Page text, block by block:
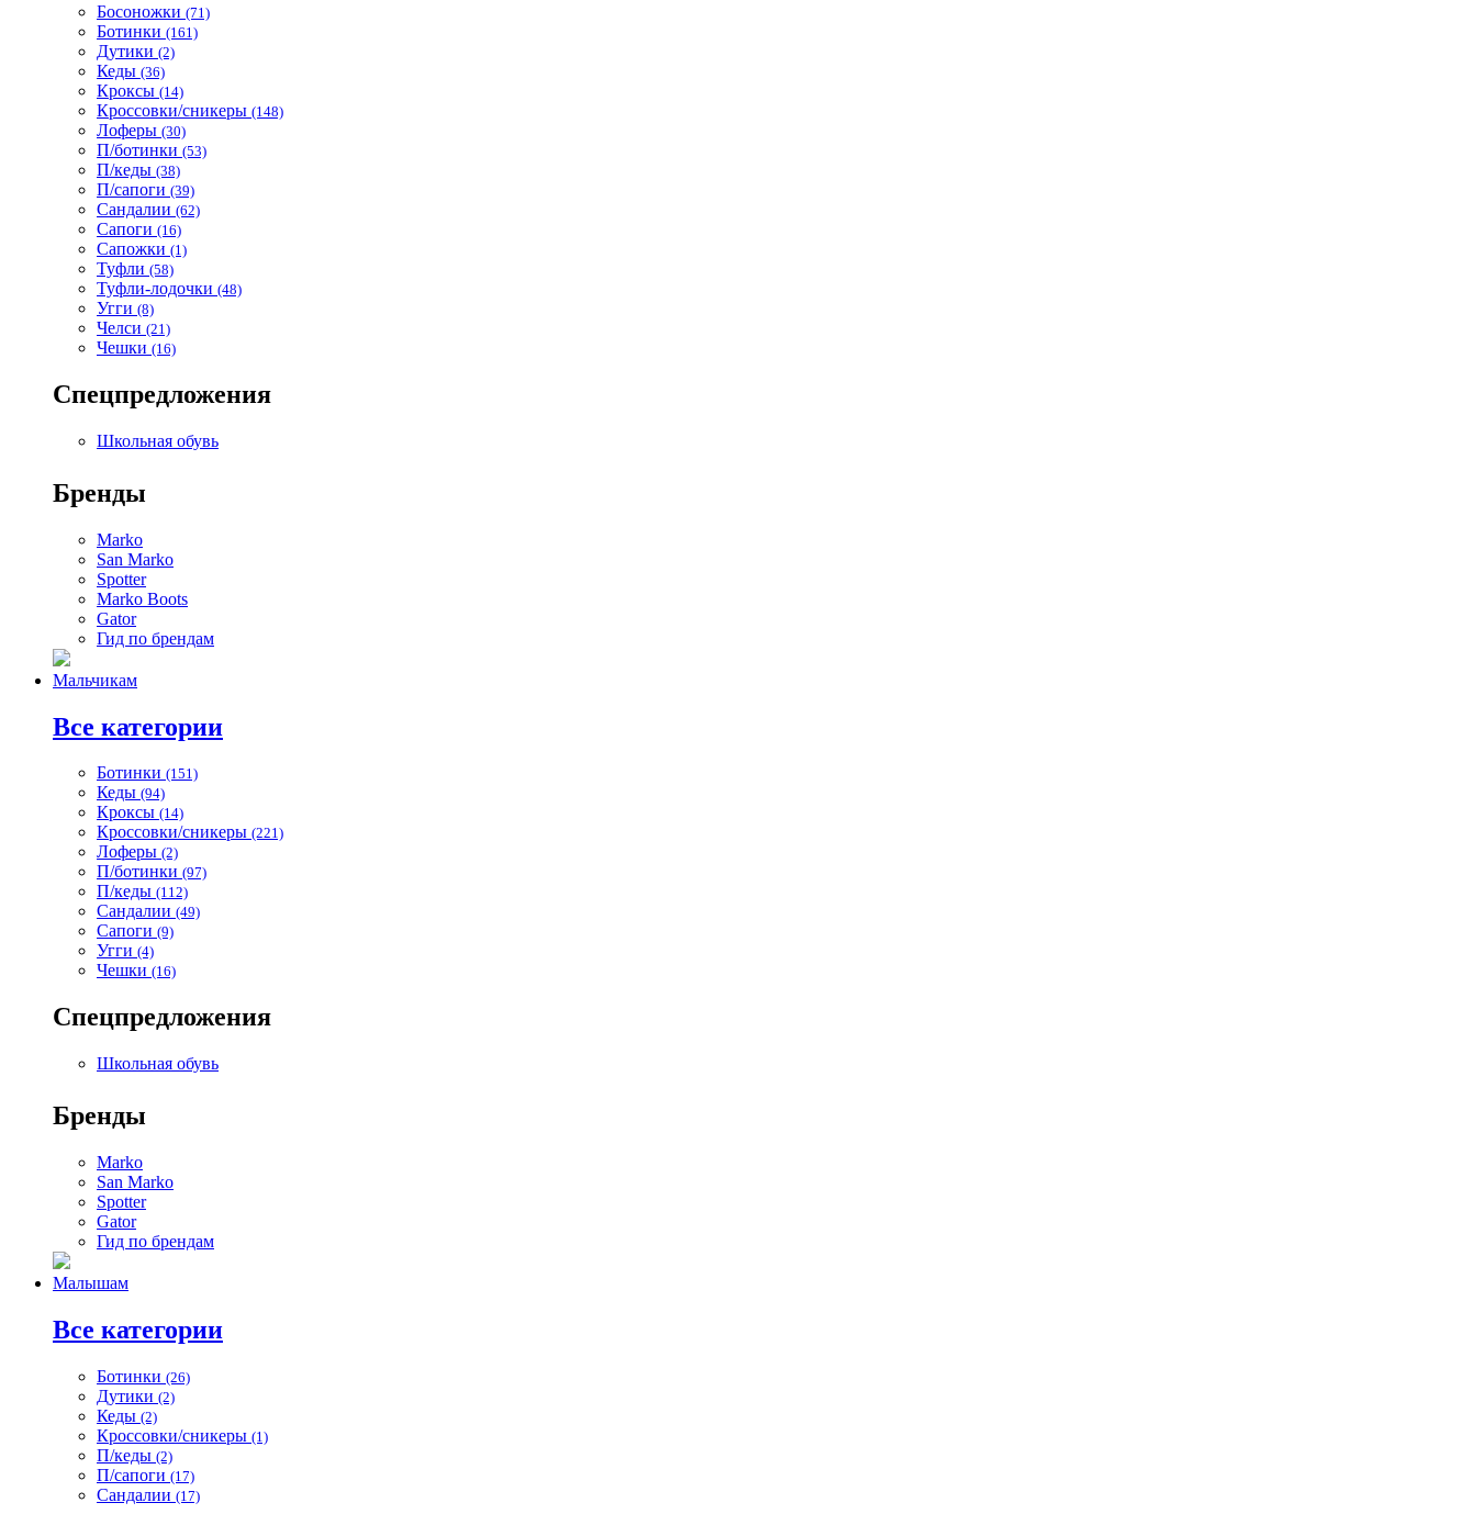
Босоножки (71)
Ботинки (161)
Дутики (2)
Кеды (36)
Кроксы (14)
Кроссовки/сникеры (148)
Лоферы (30)
П/ботинки (53)
П/кеды (38)
П/сапоги (39)
Сандалии (62)
Сапоги (16)
Сапожки (1)
Туфли (58)
Туфли-лодочки (48)
Угги (8)
Челси (21)
Чешки (16)
Спецпредложения
Школьная обувь
Бренды
Marko
San Marko
Spotter
Marko Boots
Gator
Гид по брендам
Мальчикам
Все категории
Ботинки (151)
Кеды (94)
Кроксы (14)
Кроссовки/сникеры (221)
Лоферы (2)
П/ботинки (97)
П/кеды (112)
Сандалии (49)
Сапоги (9)
Угги (4)
Чешки (16)
Спецпредложения
Школьная обувь
Бренды
Marko
San Marko
Spotter
Gator
Гид по брендам
Малышам
Все категории
Ботинки (26)
Дутики (2)
Кеды (2)
Кроссовки/сникеры (1)
П/кеды (2)
П/сапоги (17)
Сандалии (17)